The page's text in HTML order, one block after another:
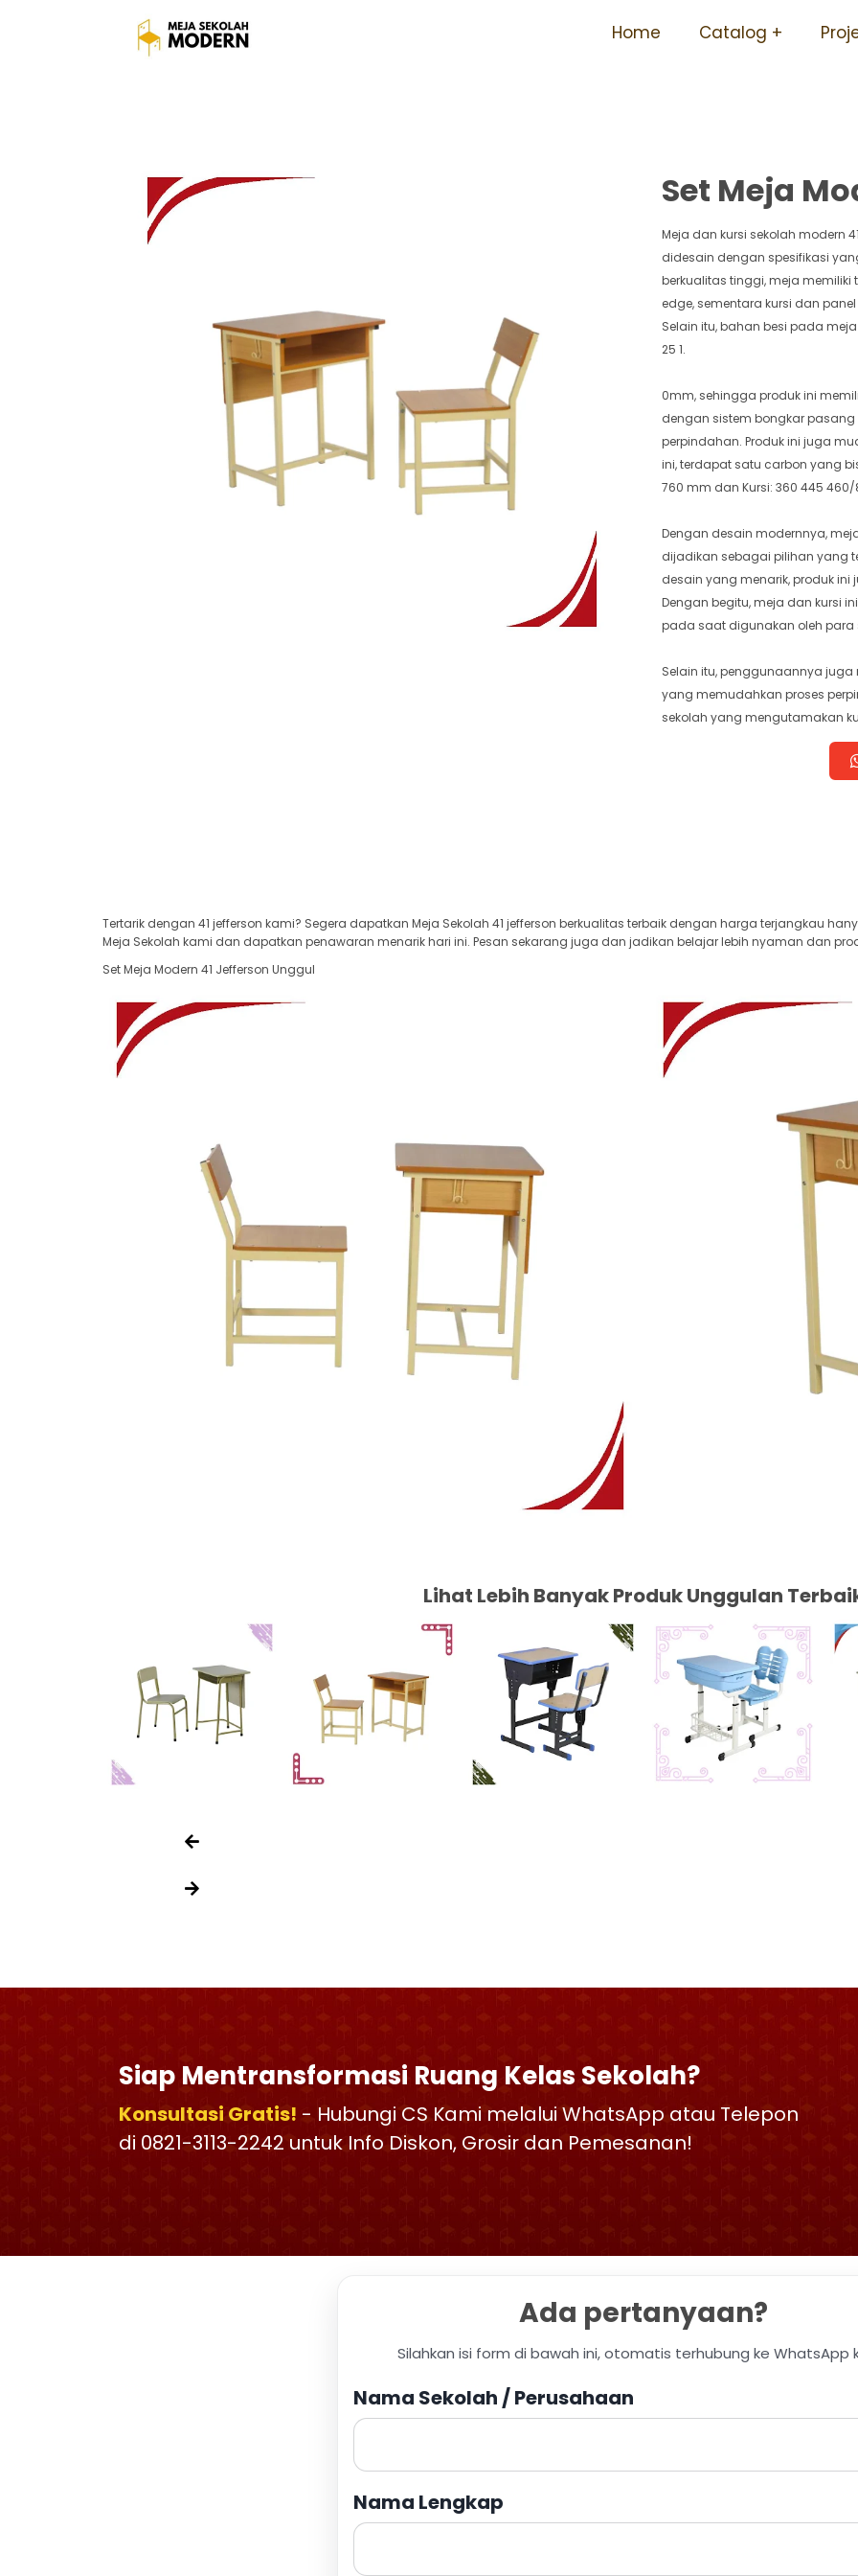
Home Catalog
Meja Sekolah Tersedia Berbagai
Set Meja
Meja dan kursi sekolah modern
didesain dengan spesifikasi
berkualitas tinggi, meja memiliki
edge, sementara kursi dan
Selain itu, bahan besi pada
25 1.
0mm, sehingga produk ini
dengan sistem bongkar
perpindahan. Produk ini juga
ini, terdapat satu carbon yang
760 mm dan Kursi: 360 445
Dengan desain modernnya,
dijadikan sebagai pilihan yang
desain yang menarik, produk
Dengan begitu, meja dan kursi
pada saat digunakan oleh para
Selain itu, penggunaannya
yang memudahkan proses
sekolah yang mengutamakan
Tertarik dengan 41 jefferson kami? Segera dapatkan Meja Sekolah 41 jefferson berkualitas terbaik dengan harga terjangkau
Meja Sekolah kami dan dapatkan penawaran menarik hari ini. Pesan sekarang juga dan jadikan belajar lebih nyaman dan
Set Meja Modern 41 Jefferson Unggul
Lihat Lebih Banyak Produk Unggulan
Siap Mentransformasi Ruang Kelas Sekolah?
Konsultasi Gratis! - Hubungi CS Kami melalui WhatsApp atau Telepon
di 0821-3113-2242 untuk Info Diskon, Grosir dan Pemesanan!
Ada pertanyaan?
Silahkan isi form di bawah ini, otomatis terhubung ke WhatsApp
Nama Sekolah / Perusahaan
Nama Lengkap